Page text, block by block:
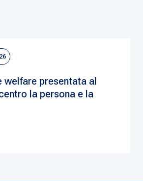
welfare presentata al
la persona e la